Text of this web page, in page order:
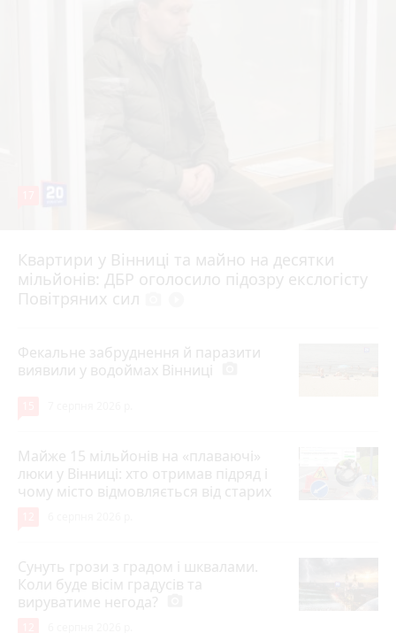
Квартири у Вінниці та майно на десятки
мільйонів: ДБР оголосило підозру екслогісту
Повітряних сил
6 серпня 2026 р.
Фекальне забруднення й паразити
виявили у водоймах Вінниці
Майже 15 мільйонів на «плаваючі»
люки у Вінниці: хто отримав підряд і
чому місто відмовляється від старих
Сунуть грози з градом і шквалами.
Коли буде вісім градусів та
вируватиме негода?